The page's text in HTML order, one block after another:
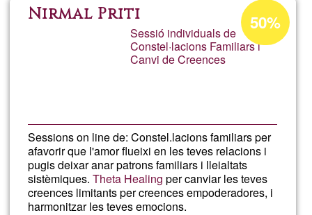
Nirmal Priti
Sessió individuals de
Constel·lacions Familiars i
Canvi de Creences
Sessions on line de: Constel.lacions familiars per
afavorir que l'amor flueixi en les teves relacions i
pugis deixar anar patrons familiars i lleialtats
sistèmiques.Theta Healing per canviar les teves
creences limitants per creences empoderadores, i
harmonitzar les teves emocions.
Acceptance
percentage
of
50%